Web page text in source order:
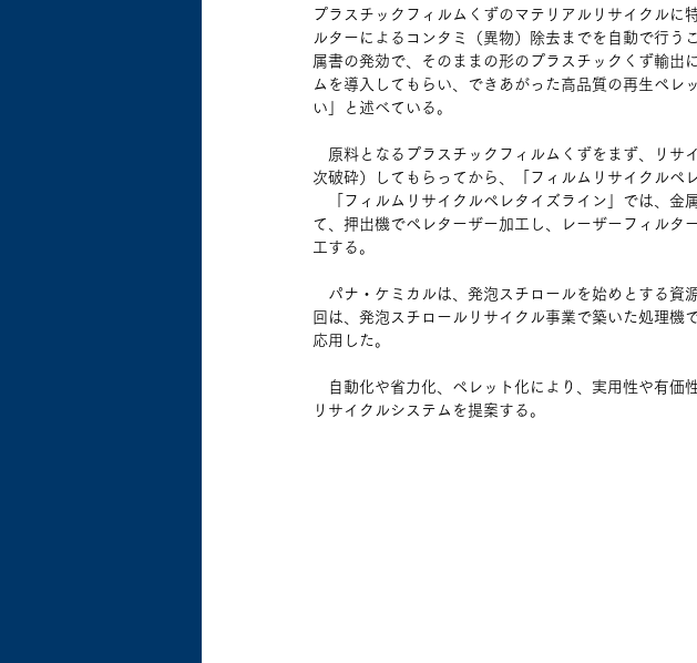
プラスチックフィルムくずのマテリアルリサイクルに
ルターによるコンタミ（異物）除去までを自動で行
属書の発効で、そのままの形のプラスチックくず輸出
ムを導入してもらい、できあがった高品質の再生ペ
い」と述べている。
原料となるプラスチックフィルムくずをまず、リサ
次破砕）してもらってから、「フィルムリサイクルペ
「フィルムリサイクルペレタイズライン」では、金
て、押出機でペレターザー加工し、レーザーフィルタ
工する。
パナ・ケミカルは、発泡スチロールを始めとする資
回は、発泡スチロールリサイクル事業で築いた処理機
応用した。
自動化や省力化、ペレット化により、実用性や有価
リサイクルシステムを提案する。